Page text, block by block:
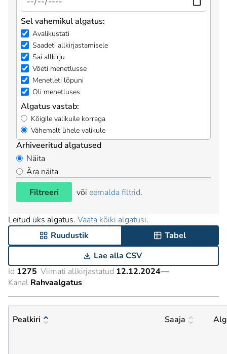
Sel vahemikul algatus:
Avalikustati
Saadeti allkirjastamisele
Sai allkirju
Võeti menetlusse
Menetleti lõpuni
Oli menetluses
Algatus vastab:
Kõigile valikuile korraga
Vähemalt ühele valikule
Arhiveeritud algatused
Näita
Ära näita
Filtreeri
või eemalda filtrid.
Leitud üks algatus. Vaata kõiki algatusi.
Ruudustik
Tabel
Lae alla CSV
Id 1275 Viimati allkirjastatud 12.12.2024—
Kanal Rahvaalgatus
Pealkiri Saaja